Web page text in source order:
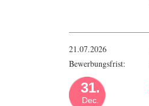
21.07.2026
Bewerbungsfrist:
31.
Dec.